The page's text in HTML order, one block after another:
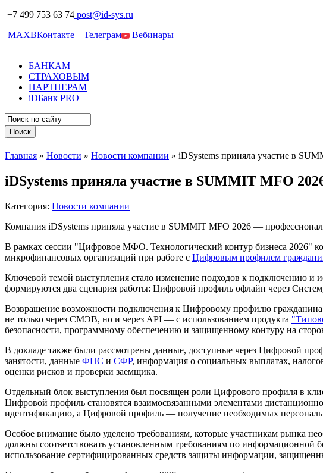
+7 499 753 63 74 post@id-sys.ru
MAXВКонтакте Телеграм Вебинары
БАНКАМ
СТРАХОВЫМ
ПАРТНЕРАМ
iDБанк PRO
Главная » Новости » Новости компании » iDSystems приняла участие в
iDSystems приняла участие в SUMMIT MFO
Категория: Новости компании
Компания iDSystems приняла участие в SUMMIT MFO 2026 —
В рамках сессии "Цифровое МФО. Технологический контур бизнеса 2026"
микрофинансовых организаций при работе с Цифровым профилем
Ключевой темой выступления стало изменение подходов к подключению и
формируются два сценария работы: Цифровой профиль офлайн через
Возвращение возможности подключения к Цифровому профилю гражданина
не только через СМЭВ, но и через API — с использованием продукта
безопасности, программному обеспечению и защищенному контуру на
В докладе также были рассмотрены данные, доступные через Цифровой
занятости, данные ФНС и СФР, информация о социальных выплатах,
оценки рисков и проверки заемщика.
Отдельный блок выступления был посвящен роли Цифрового профиля в
Цифровой профиль становятся взаимосвязанными элементами
идентификацию, а Цифровой профиль — получение необходимых
Особое внимание было уделено требованиям, которые участникам рынка
должны соответствовать установленным требованиям по
использование сертифицированных средств защиты информации,